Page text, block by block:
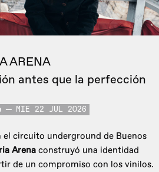
ARENA
antes que la perfección
MIE 22 JUL 2026
el circuito underground de Buenos
Arena construyó una identidad
de un compromiso con los vinilos.